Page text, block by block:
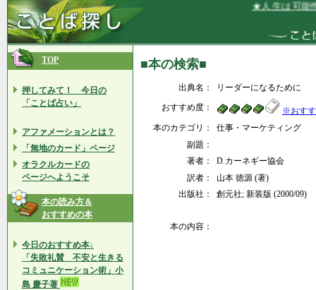
★人生は可能性
TOP
押してみて！ 今日の
「ことば占い」
アファメーションとは？
「無地のカード」ページ
オラクルカードの
ページへようこそ
本の読み方＆
おすすめの本
今日のおすすめ本↓
「失敗礼賛 不安と生きる
コミュニケーション術」小
島 慶子著
■本の検索■
出典名：
リーダーになるために
おすすめ度：
※おす
本のカテゴリ：
仕事・マーケティング
副題：
著者：
D.カーネギー協会
訳者：
山本 徳源 (著)
出版社：
創元社; 新装版 (2000/09)
本の内容：